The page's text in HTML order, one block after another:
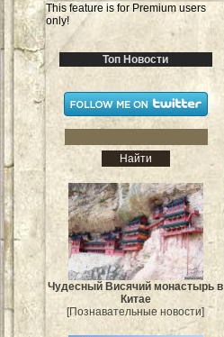
This feature is for Premium users
only!
Топ Новости
Чудесный Висячий монастырь в
Китае
[Познавательные новости]